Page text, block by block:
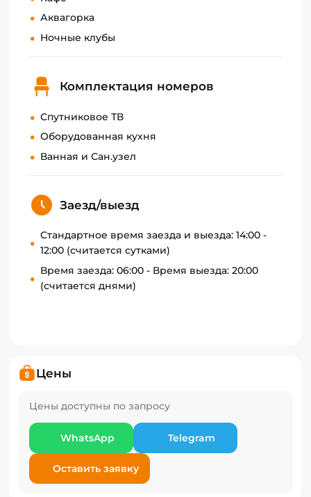
Аквагорка
Ночные клубы
Комплектация номеров
Спутниковое ТВ
Оборудованная кухня
Ванная и Сан.узел
Заезд/выезд
Стандартное время заезда и выезда: 14:00 -
12:00 (считается сутками)
Время заезда: 06:00 - Время выезда: 20:00
(считается днями)
Цены
Цены доступны по запросу
WhatsApp Telegram
Оставить заявку